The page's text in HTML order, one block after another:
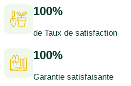
100%
de Taux de satisfaction
100%
Garantie satisfaisante